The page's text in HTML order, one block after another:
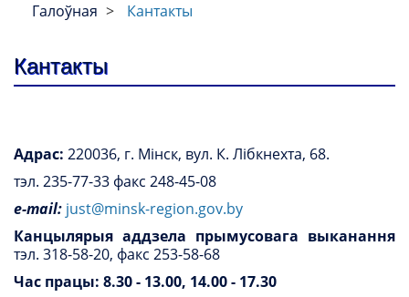
Галоўная
Кантакты
Кантакты
Адрас: 220036, г. Мінск, вул. К. Лібкнехта, 68.
тэл. 235-77-33 факс 248-45-08
e-mail: just@minsk-region.gov.by
Канцылярыя аддзела прымусовага выканання
тэл. 318-58-20, факс 253-58-68
Час працы: 8.30 - 13.00, 14.00 - 17.30